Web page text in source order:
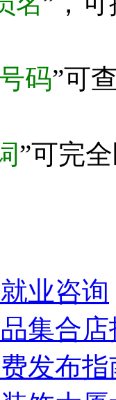
码”可
”可完
业咨询
集合
发布指